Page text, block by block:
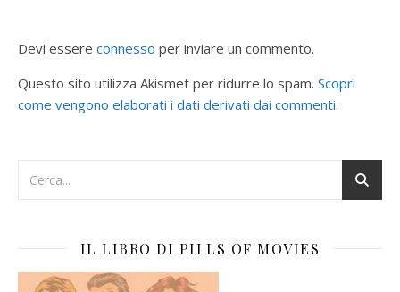
Devi essere connesso per inviare un commento.
Questo sito utilizza Akismet per ridurre lo spam. Scopri
come vengono elaborati i dati derivati dai commenti.
IL LIBRO DI PILLS OF MOVIES